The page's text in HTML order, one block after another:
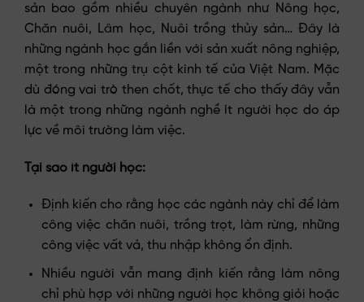
sản bao gồm nhiều chuyên ngành như Nông học,
Chăn nuôi, Lâm học, Nuôi trồng thủy sản… Đây là
những ngành học gắn liền với sản xuất nông nghiệp,
một trong những trụ cột kinh tế của Việt Nam. Mặc
dù đóng vai trò then chốt, thực tế cho thấy đây vẫn
là một trong những ngành nghề ít người học do áp
lực về môi trường làm việc.
Tại sao ít người học:
Định kiến cho rằng học các ngành này chỉ để làm
công việc chăn nuôi, trồng trọt, làm rừng, những
công việc vất vả, thu nhập không ổn định.
Nhiều người vẫn mang định kiến rằng làm nông
chỉ phù hợp với những người học không giỏi hoặc